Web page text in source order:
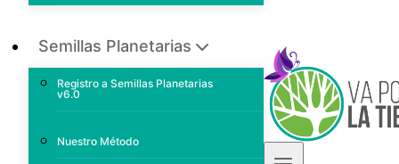
Semillas Planetarias
Registro a Semillas Planetarias
v6.0
Nuestro Método